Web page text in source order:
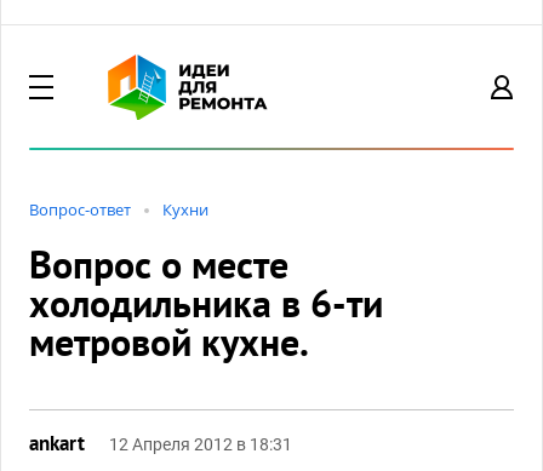
Вопрос-ответ Кухни
Вопрос о месте
холодильника в 6-ти
метровой кухне.
ankart 12 Апреля 2012 в 18:31